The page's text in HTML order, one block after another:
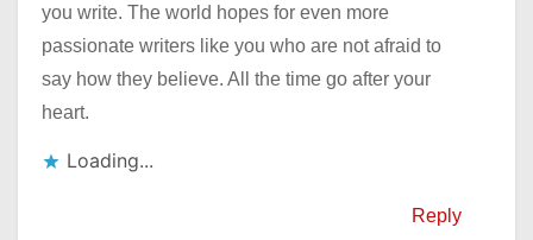
you write. The world hopes for even more
passionate writers like you who are not afraid to
say how they believe. All the time go after your
heart.
Loading...
Reply